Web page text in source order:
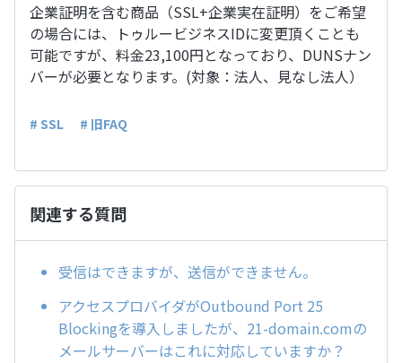
企業証明を含む商品（SSL+企業実在証明）をご希望
の場合には、トゥルービジネスIDに変更頂くことも
可能ですが、料金23,100円となっており、DUNSナン
バーが必要となります。(対象：法人、見なし法人）
# SSL # 旧FAQ
関連する質問
受信はできますが、送信ができません。
アクセスプロバイダがOutbound Port 25
Blockingを導入しましたが、21-domain.comの
メールサーバーはこれに対応していますか？